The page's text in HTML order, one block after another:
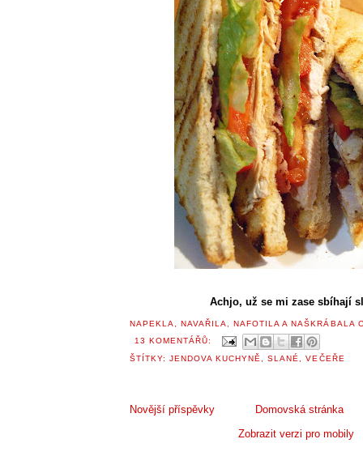
Achjo, už se mi zase sbíhají
NAPEKLA, NAVAŘILA, NAFOTILA A NAŠKRÁBALA
13 KOMENTÁŘŮ:
ŠTÍTKY:JENDOVA KUCHYNĚ ,SLANÉ ,VEČEŘE
Novější příspěvky
Domovská stránka
Zobrazit verzi pro mobily